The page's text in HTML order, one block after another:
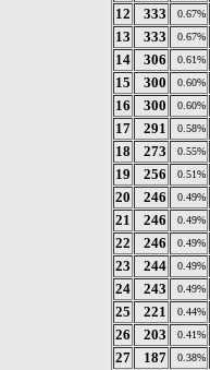
12
333 0.67%
13
333 0.67%
14
306 0.61%
15
300 0.60%
16
300 0.60%
17
291 0.58%
18
273 0.55%
19
256 0.51%
20
246 0.49%
21
246 0.49%
22
246 0.49%
23
244 0.49%
24
243 0.49%
25
221 0.44%
26
203 0.41%
27
187 0.38%